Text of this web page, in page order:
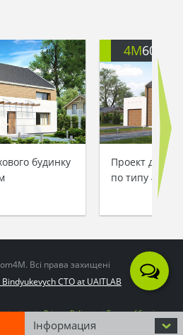
будинку
4M600G
Проект
по типу
Інформация
Всі права захищені
Bindyukevych CTO at UAITLAB
the GooglePrivacy PolicyandTerms of Serviceapply